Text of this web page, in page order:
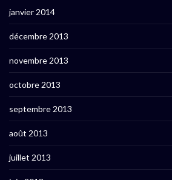
janvier 2014
décembre 2013
novembre 2013
octobre 2013
septembre 2013
août 2013
juillet 2013